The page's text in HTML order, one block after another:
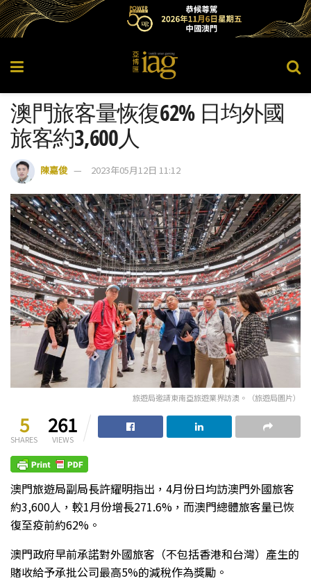
澳門旅客量恢復62% 日均外國
旅客約3,600人
陳嘉俊 2023年05月12日 11:12
旅遊局邀請東南亞旅遊業界訪澳。（旅遊局圖片）
5
SHARES
261
VIEWS
澳門旅遊局副局長許耀明指出，4月份日均訪澳門外國旅客
約3,600人，較1月份增長271.6%，而澳門總體旅客量已恢
復至疫前約62%。
澳門政府早前承諾對外國旅客（不包括香港和台灣）產生的
賭收給予承批公司最高5%的減稅作為獎勵。